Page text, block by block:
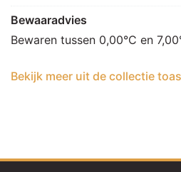
Bewaaradvies
Bewaren tussen 0,00°C en
Bekijk meer uit de collectie